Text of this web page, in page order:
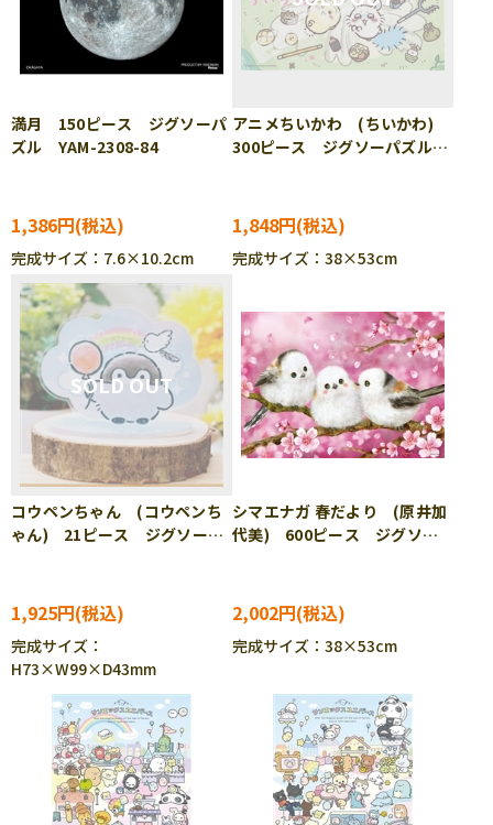
満月 150ピース ジグソーパ
ズル YAM-2308-84
1,386円
完成サイズ：7.6×10.2cm
アニメちいかわ (ちいかわ)
300ピース ジグソーパズル
1,848円
完成サイズ：38×53cm
コウペンちゃん (コウペンち
ゃん) 21ピース ジグソーパ
1,925円
完成サイズ：
H73×W99×D43mm
シマエナガ 春だより (原井加
代美) 600ピース ジグソー
2,002円
完成サイズ：38×53cm